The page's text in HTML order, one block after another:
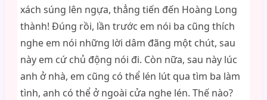
xách súng lên ngựa, thẳng tiến đến Hoàng Long
thành! Đúng rồi, lần trước em nói ba cũng thích
nghe em nói những lời dâm đãng một chút, sau
này em cứ chủ động nói đi. Còn nữa, sau này lúc
anh ở nhà, em cũng có thể lén lút qua tìm ba làm
tình, anh có thể ở ngoài cửa nghe lén. Thế nào?